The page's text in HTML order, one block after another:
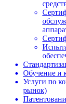
Обучение и
Услуги по
рынок)